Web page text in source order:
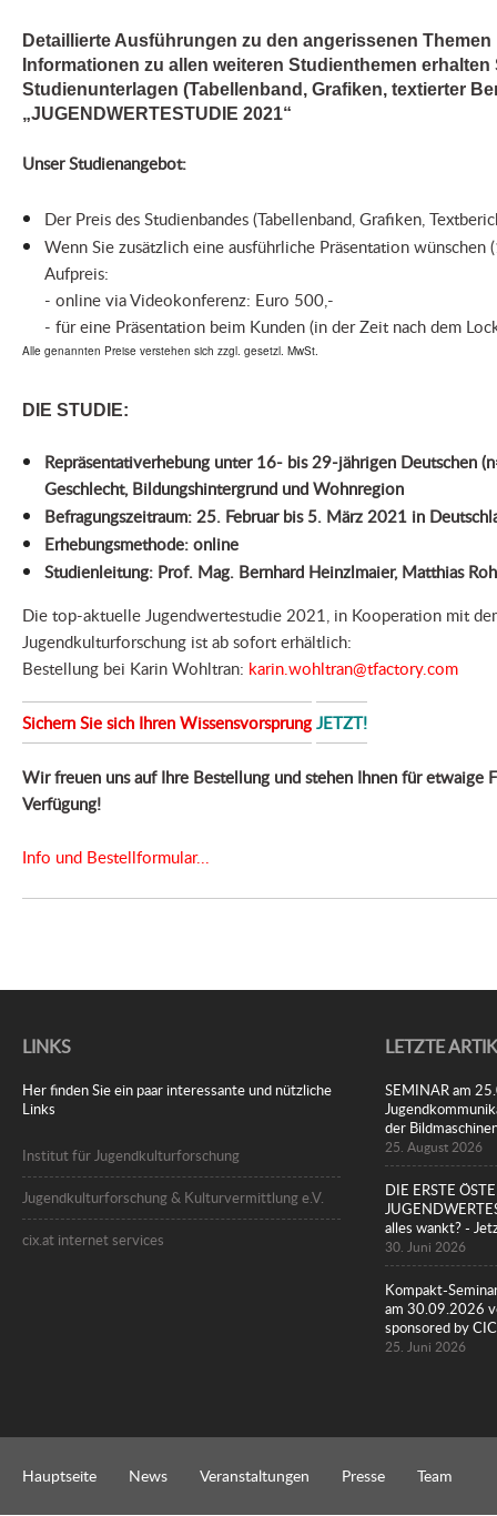
Detaillierte Ausführungen zu den angerissenen
Informationen zu allen weiteren Studienthemen erhalten
Studienunterlagen (Tabellenband, Grafiken, textierter
„JUGENDWERTESTUDIE 2021“
Unser Studienangebot:
Der Preis des Studienbandes (Tabellenband, Grafiken,
Wenn Sie zusätzlich eine ausführliche Präsentation wünschen
Aufpreis:
- online via Videokonferenz: Euro 500,-
- für eine Präsentation beim Kunden (in der Zeit nach dem
Alle genannten Preise verstehen sich zzgl. gesetzl. MwSt.
DIE STUDIE:
Repräsentativerhebung unter 16- bis 29-jährigen Deutschen
Geschlecht, Bildungshintergrund und Wohnregion
Befragungszeitraum: 25. Februar bis 5. März 2021 in
Erhebungsmethode: online
Studienleitung: Prof. Mag. Bernhard Heinzlmaier, Matthias
Die top-aktuelle Jugendwertestudie 2021, in Kooperation mit
Jugendkulturforschung ist ab sofort erhältlich:
Bestellung bei Karin Wohltran: karin.wohltran@tfactory.com
Sichern Sie sich Ihren Wissensvorsprung JETZT!
Wir freuen uns auf Ihre Bestellung und stehen Ihnen für etwaige
Verfügung!
Info und Bestellformular...
LINKS
Her finden Sie ein paar interessante und nützliche
Links
Institut für Jugendkulturforschung
Jugendkulturforschung & Kulturvermittlung e.V.
cix.at internet services
LETZTE
SEMINAR am
der
25. August 2026
DIE ERSTE
alles wankt? -
30. Juni 2026
Kompakt-
am 30.09.2026
sponsored by
25. Juni 2026
Hauptseite News Veranstaltungen Presse Team